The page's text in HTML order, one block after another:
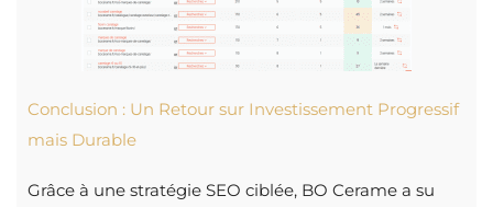
Conclusion : Un Retour sur Investissement Progressif
mais Durable
Grâce à une stratégie SEO ciblée, BO Cerame a su